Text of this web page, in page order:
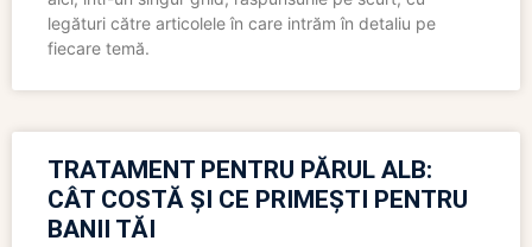
legături către articolele în care intrăm în detaliu pe
fiecare temă.
TRATAMENT PENTRU PĂRUL ALB:
CÂT COSTĂ ȘI CE PRIMEȘTI PENTRU
BANII TĂI